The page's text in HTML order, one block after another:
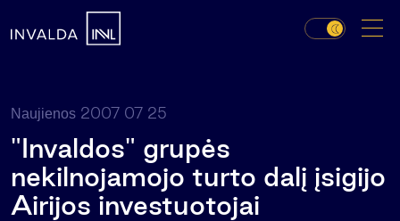
Naujienos 2007 07 25
"Invaldos" grupės
nekilnojamojo turto dalį įsigijo
Airijos investuotojai